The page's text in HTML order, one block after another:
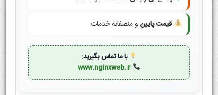
قیمت پایین و منصفانه خدمات
با ما تماس بگیرید:
www.nginxweb.ir